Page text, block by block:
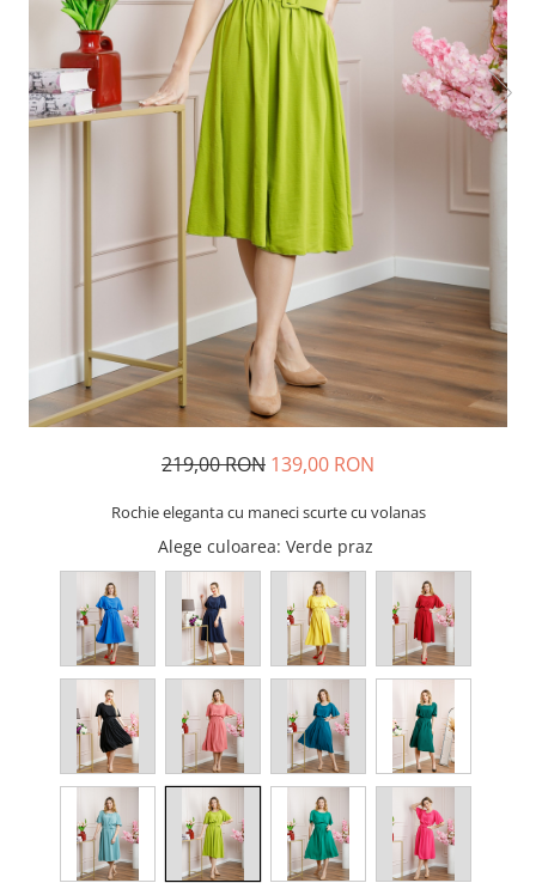
219,00 RON 139,00 RON
Rochie eleganta cu maneci scurte cu volanas
Alege culoarea: Verde praz